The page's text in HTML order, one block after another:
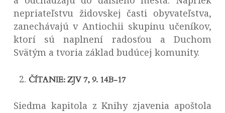
nepriateľstvu židovskej časti obyvateľstva,
zanechávajú v Antiochii skupinu učeníkov,
ktorí sú naplnení radosťou a Duchom
Svätým a tvoria základ budúcej komunity.
ČÍTANIE: ZJV 7, 9. 14B-17
Siedma kapitola z Knihy zjavenia apoštola